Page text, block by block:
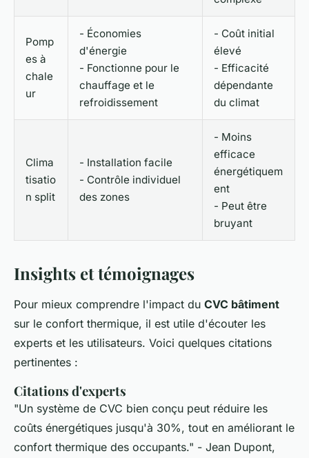
Pomp
es à
chale
ur
- Économies
d'énergie
- Fonctionne pour le
chauffage et le
refroidissement
- Coût initial
élevé
- Efficacité
dépendante
du climat
Clima
tisatio
n split
- Installation facile
- Contrôle individuel
des zones
- Moins
efficace
énergétiquem
ent
- Peut être
bruyant
Insights et témoignages
Pour mieux comprendre l'impact du CVC bâtiment
sur le confort thermique, il est utile d'écouter les
experts et les utilisateurs. Voici quelques citations
pertinentes :
Citations d'experts
"Un système de CVC bien conçu peut réduire les
coûts énergétiques jusqu'à 30%, tout en améliorant le
confort thermique des occupants." - Jean Dupont,